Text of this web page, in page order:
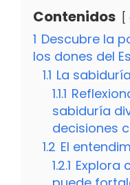
Contenidos
1 Descubre la
los dones del
1.1 La
1.1.1
sabiduría
decisiones
1.2 El
1.2.1 Explora